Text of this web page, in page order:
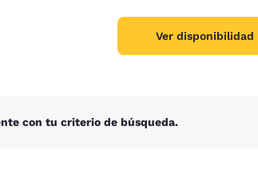
Ver disponibilidad
con tu criterio de búsqueda.